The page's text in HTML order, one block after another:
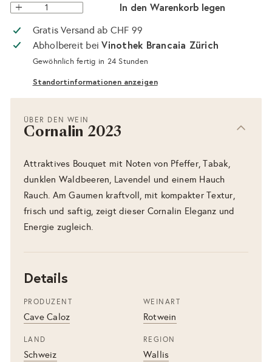
In den Warenkorb legen
Gratis Versand ab CHF 99
Abholbereit beiVinothek Brancaia Zürich
Gewöhnlich fertig in 24 Stunden
Standortinformationen anzeigen
ÜBER DEN WEIN
Cornalin 2023
Attraktives Bouquet mit Noten von Pfeffer, Tabak,
dunklen Waldbeeren, Lavendel und einem Hauch
Rauch. Am Gaumen kraftvoll, mit kompakter Textur,
frisch und saftig, zeigt dieser Cornalin Eleganz und
Energie zugleich.
Details
PRODUZENT
Cave Caloz
WEINART
Rotwein
LAND
Schweiz
REGION
Wallis